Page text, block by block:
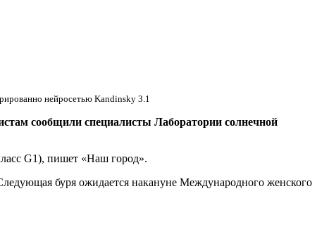
нейросетью Kandinsky 3.1
сообщили специалисты Лаборатории солнечной
G1), пишет «Наш город».
буря ожидается накануне Международного женского